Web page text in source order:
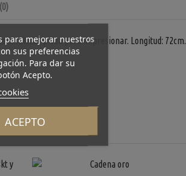
excelente pieza para impresionar. Longitud: 72cm.
para mejorar nuestros
sus preferencias
Para dar su
Acepto.
ACEPTO